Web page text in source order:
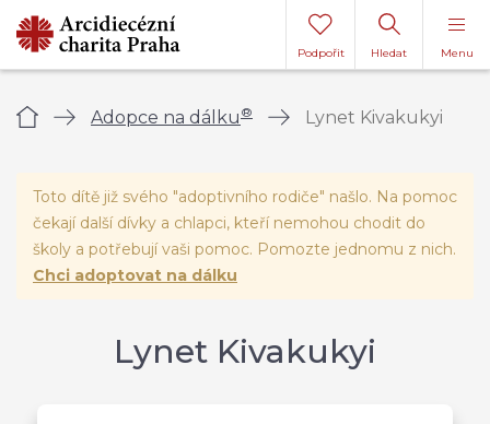
Menu
Hledat
Podpořit
Úvod Adopce na dálku ® Lynet Kivakukyi
Toto dítě již svého "adoptivního rodiče" našlo. Na pomoc
čekají další dívky a chlapci, kteří nemohou chodit do
školy a potřebují vaši pomoc. Pomozte jednomu z nich.
Chci adoptovat na dálku
Lynet Kivakukyi